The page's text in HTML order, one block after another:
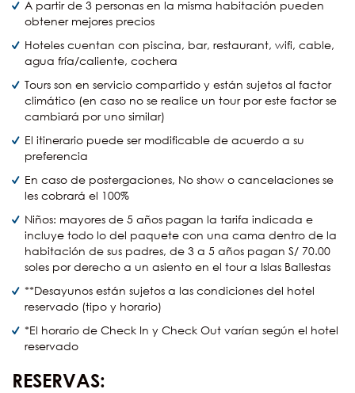
A partir de 3 personas en la misma habitación pueden
obtener mejores precios
Hoteles cuentan con piscina, bar, restaurant, wifi, cable,
agua fría/caliente, cochera
Tours son en servicio compartido y están sujetos al factor
climático (en caso no se realice un tour por este factor se
cambiará por uno similar)
El itinerario puede ser modificable de acuerdo a su
preferencia
En caso de postergaciones, No show o cancelaciones se
les cobrará el 100%
Niños: mayores de 5 años pagan la tarifa indicada e
incluye todo lo del paquete con una cama dentro de la
habitación de sus padres, de 3 a 5 años pagan S/ 70.00
soles por derecho a un asiento en el tour a Islas Ballestas
**Desayunos están sujetos a las condiciones del hotel
reservado (tipo y horario)
*El horario de Check In y Check Out varían según el hotel
reservado
RESERVAS: